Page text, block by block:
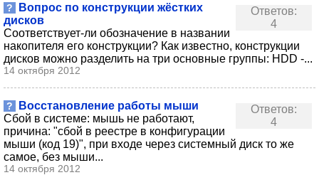
Ответов:
4
?
Вопрос по конструкции жёстких
дисков
Соответствует-ли обозначение в названии
накопителя его конструкции? Как известно, конструкции
дисков можно разделить на три основные группы: HDD -...
14 октября 2012
Ответов:
4
?
Восстановление работы мыши
Сбой в системе: мышь не работают,
причина: "сбой в реестре в конфигурации
мыши (код 19)", при входе через системный диск то же
самое, без мыши...
14 октября 2012